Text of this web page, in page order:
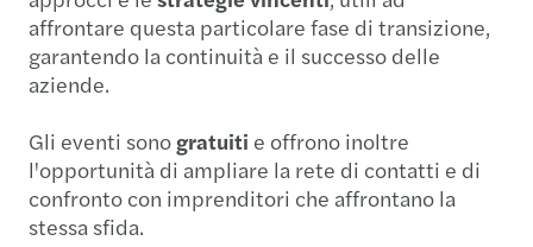
affrontare questa particolare fase di transizione,
garantendo la continuità e il successo delle
aziende.
Gli eventi sonogratuiti e offrono inoltre
l'opportunità di ampliare la rete di contatti e di
confronto con imprenditori che affrontano la
stessa sfida.